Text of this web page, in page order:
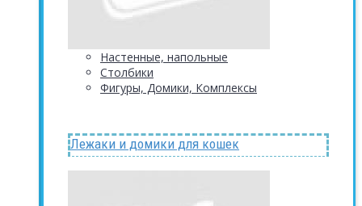
Настенные, напольные
Столбики
Фигуры, Домики, Комплексы
Лежаки и домики для кошек